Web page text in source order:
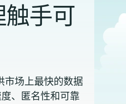
手可
场上最快的数据
、匿名性和可靠